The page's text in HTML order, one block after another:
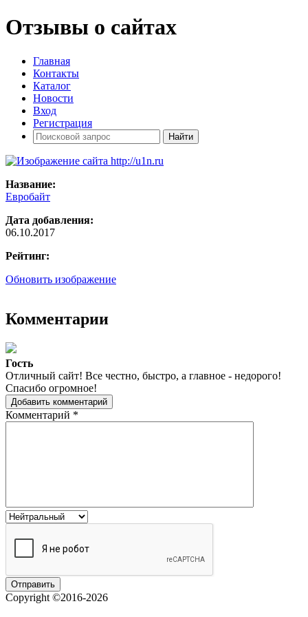
Отзывы о сайтах
Главная
Контакты
Каталог
Новости
Вход
Регистрация
Название:
Евробайт
Дата добавления:
06.10.2017
Рейтинг:
Обновить изображение
Комментарии
Гость
Отличный сайт! Все честно, быстро, а главное - недорого!
Спасибо огромное!
Добавить комментарий
Комментарий *
Copyright ©2016-2026